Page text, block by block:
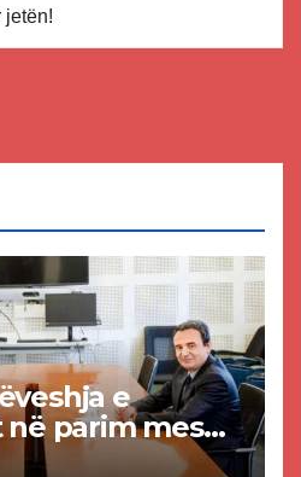
jetën!
e
parim mes